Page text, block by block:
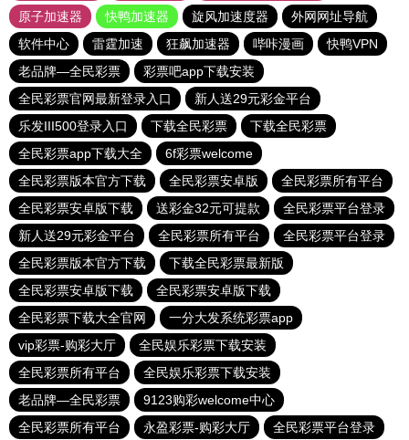
原子加速器
快鸭加速器 旋风加速度器
外网网址导航
软件中心
雷霆加速 狂飙加速器 哔咔漫画
快鸭VPN
老品牌—全民彩票
彩票吧app下载安装
全民彩票官网最新登录入口
新人送29元彩金平台
乐发III500登录入口
下载全民彩票
下载全民彩票
全民彩票app下载大全
6f彩票welcome
全民彩票版本官方下载
全民彩票安卓版
全民彩票所有平台
全民彩票安卓版下载
送彩金32元可提款
全民彩票平台登录
新人送29元彩金平台
全民彩票所有平台
全民彩票平台登录
全民彩票版本官方下载
下载全民彩票最新版
全民彩票安卓版下载
全民彩票安卓版下载
全民彩票下载大全官网
一分大发系统彩票app
vip彩票-购彩大厅
全民娱乐彩票下载安装
全民彩票所有平台
全民娱乐彩票下载安装
老品牌—全民彩票
9123购彩welcome中心
全民彩票所有平台
永盈彩票-购彩大厅 全民彩票平台登录